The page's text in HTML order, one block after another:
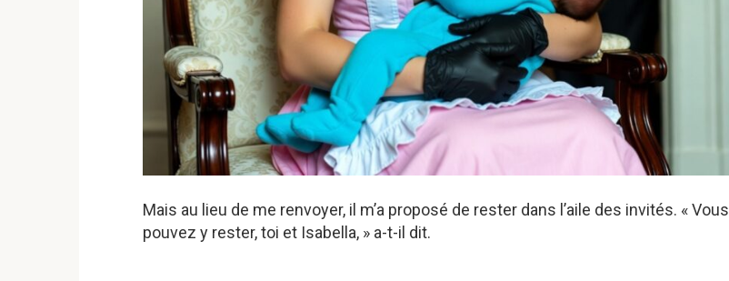
Mais au lieu de me renvoyer, il m’a proposé de rester dans l’aile des invités. « Vous
pouvez y rester, toi et Isabella, » a-t-il dit.